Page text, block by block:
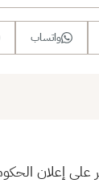
واتساب
إعلان